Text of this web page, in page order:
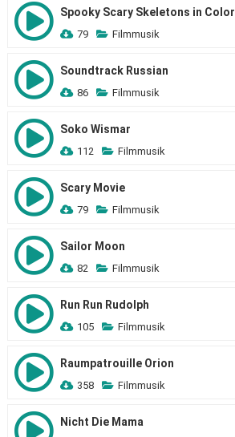
Spooky Scary Skeletons in Color
79 Filmmusik
Soundtrack Russian
86 Filmmusik
Soko Wismar
112 Filmmusik
Scary Movie
79 Filmmusik
Sailor Moon
82 Filmmusik
Run Run Rudolph
105 Filmmusik
Raumpatrouille Orion
358 Filmmusik
Nicht Die Mama